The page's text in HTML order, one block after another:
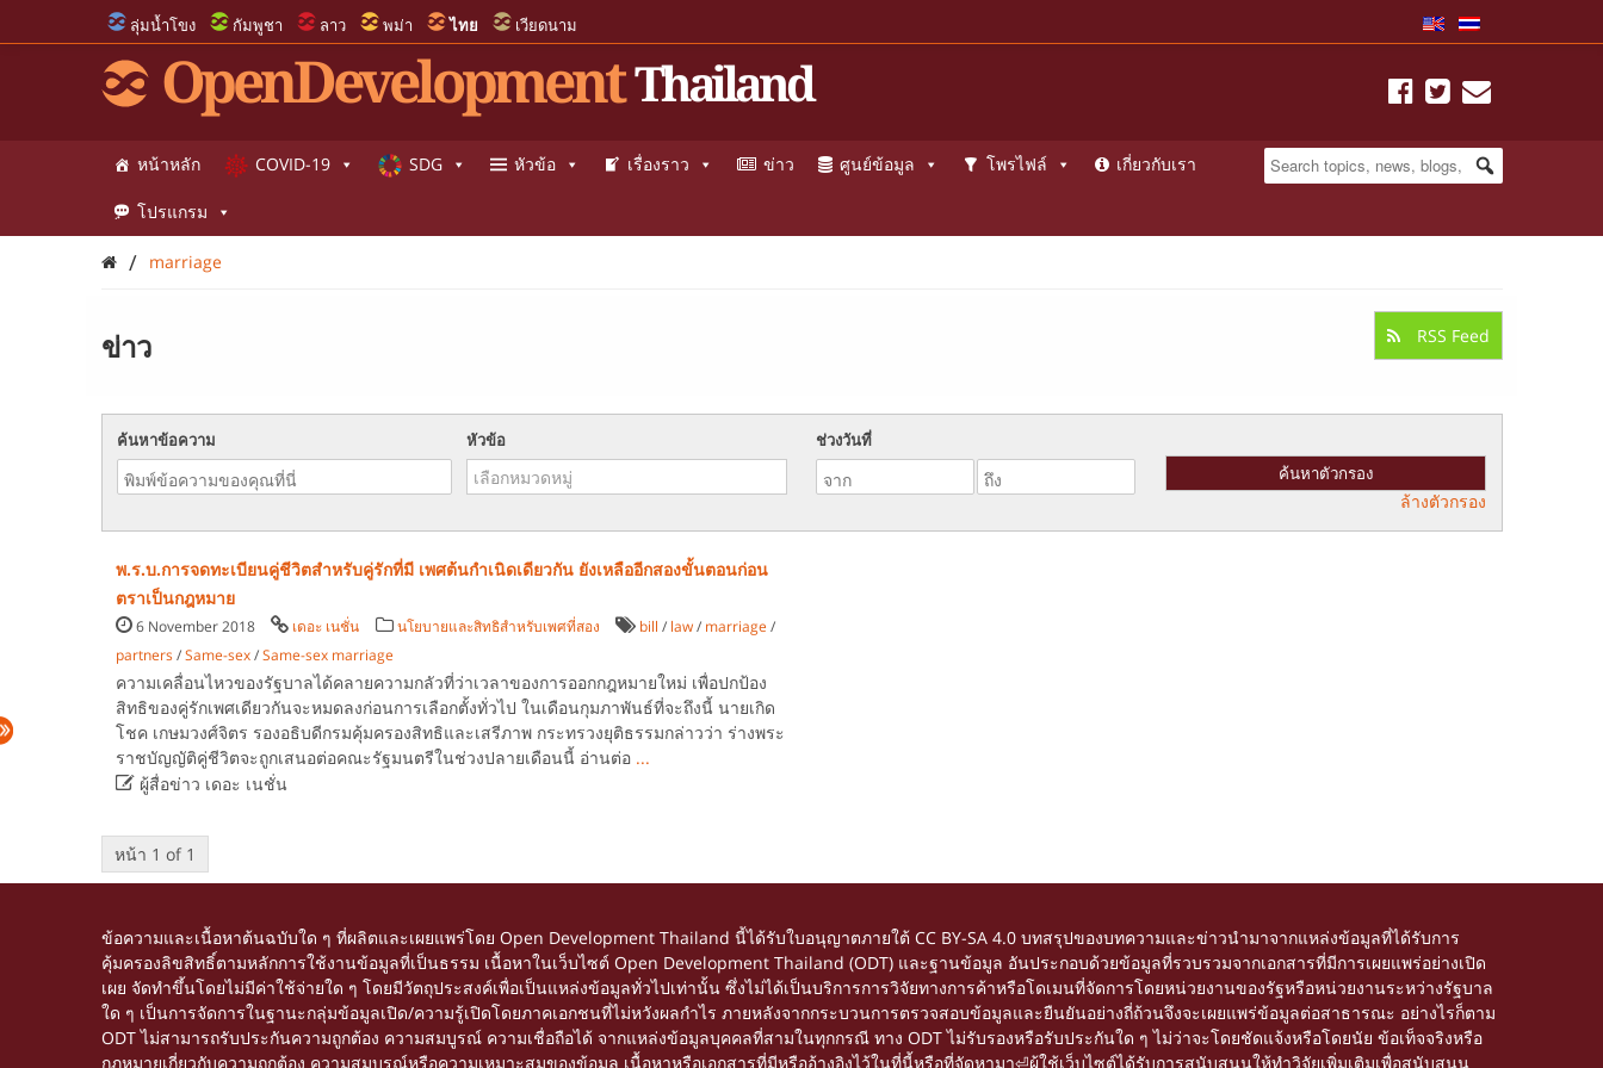
ลุ่มน้ำโขง กัมพูชา ลาว พม่า ไทย เวียดนาม
OpenDevelopment Thailand
หน้าหลัก COVID-19 SDG หัวข้อ เรื่องราว ข่าว ศูนย์ข้อมูล โพรไฟล์ เกี่ยวกับเรา
โปรแกรม
/ marriage
ข่าว RSS Feed
ค้นหาข้อความ หัวข้อ ช่วงวันที่
ล้างตัวกรอง
พ.ร.บ.การจดทะเบียนคู่ชีวิตสำหรับคู่รักที่มี เพศต้นกำเนิดเดียวกัน ยังเหลืออีกสองขั้นตอนก่อน
ตราเป็นกฎหมาย
6 November 2018 เดอะ เนชั่น นโยบายและสิทธิสำหรับเพศที่สอง bill / law/ marriage /
partners/Same-sex/Same-sex marriage
ความเคลื่อนไหวของรัฐบาลได้คลายความกลัวที่ว่าเวลาของการออกกฎหมายใหม่ เพื่อปกป้อง
สิทธิของคู่รักเพศเดียวกันจะหมดลงก่อนการเลือกตั้งทั่วไป ในเดือนกุมภาพันธ์ที่จะถึงนี้ นายเกิด
โชค เกษมวงศ์จิตร รองอธิบดีกรมคุ้มครองสิทธิและเสรีภาพ กระทรวงยุติธรรมกล่าวว่า ร่างพระ
ราชบัญญัติคู่ชีวิตจะถูกเสนอต่อคณะรัฐมนตรีในช่วงปลายเดือนนี้ อ่านต่อ ...
ผู้สื่อข่าว เดอะ เนชั่น
หน้า 1 of 1
ข้อความและเนื้อหาต้นฉบับใด ๆ ที่ผลิตและเผยแพร่โดย Open Development Thailand นี้ได้รับใบอนุญาตภายใต้ CC BY-SA 4.0บทสรุปของบทความและข่าวนำมาจากแหล่งข้อมูลที่ได้รับการ
คุ้มครองลิขสิทธิ์ตามหลักการใช้งานข้อมูลที่เป็นธรรม เนื้อหาในเว็บไซต์ Open Development Thailand (ODT) และฐานข้อมูล อันประกอบด้วยข้อมูลที่รวบรวมจากเอกสารที่มีการเผยแพร่อย่างเปิด
เผย จัดทำขึ้นโดยไม่มีค่าใช้จ่ายใด ๆ โดยมีวัตถุประสงค์เพื่อเป็นแหล่งข้อมูลทั่วไปเท่านั้น ซึ่งไม่ได้เป็นบริการการวิจัยทางการค้าหรือโดเมนที่จัดการโดยหน่วยงานของรัฐหรือหน่วยงานระหว่างรัฐบาล
ใด ๆ เป็นการจัดการในฐานะกลุ่มข้อมูลเปิด/ความรู้เปิดโดยภาคเอกชนที่ไม่หวังผลกำไร ภายหลังจากกระบวนการตรวจสอบข้อมูลและยืนยันอย่างถี่ถ้วนจึงจะเผยแพร่ข้อมูลต่อสาธารณะ อย่างไรก็ตาม
ODT ไม่สามารถรับประกันความถูกต้อง ความสมบูรณ์ ความเชื่อถือได้ จากแหล่งข้อมูลบุคคลที่สามในทุกกรณี ทาง ODT ไม่รับรองหรือรับประกันใด ๆ ไม่ว่าจะโดยชัดแจ้งหรือโดยนัย ข้อเท็จจริงหรือ
กฎหมายเกี่ยวกับความถูกต้อง ความสมบูรณ์หรือความเหมาะสมของข้อมูล เนื้อหาหรือเอกสารที่มีหรืออ้างอิงไว้ในที่นี้หรือที่จัดหามา⏎ผู้ใช้เว็บไซต์ได้รับการสนับสนุนให้ทำวิจัยเพิ่มเติมเพื่อสนับสนุน